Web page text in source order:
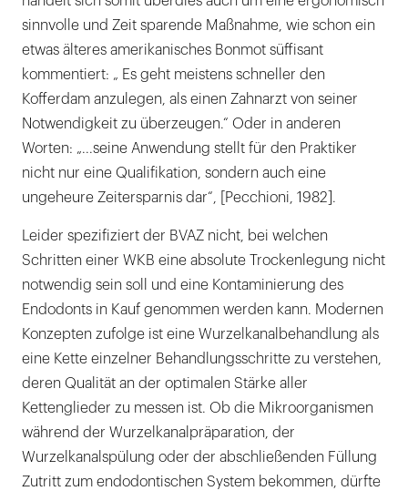
sinnvolle und Zeit sparende Maßnahme, wie schon ein
etwas älteres amerikanisches Bonmot süffisant
kommentiert: „ Es geht meistens schneller den
Kofferdam anzulegen, als einen Zahnarzt von seiner
Notwendigkeit zu überzeugen.“ Oder in anderen
Worten: „...seine Anwendung stellt für den Praktiker
nicht nur eine Qualifikation, sondern auch eine
ungeheure Zeitersparnis dar“, [Pecchioni, 1982].
Leider spezifiziert der BVAZ nicht, bei welchen
Schritten einer WKB eine absolute Trockenlegung nicht
notwendig sein soll und eine Kontaminierung des
Endodonts in Kauf genommen werden kann. Modernen
Konzepten zufolge ist eine Wurzelkanalbehandlung als
eine Kette einzelner Behandlungsschritte zu verstehen,
deren Qualität an der optimalen Stärke aller
Kettenglieder zu messen ist. Ob die Mikroorganismen
während der Wurzelkanalpräparation, der
Wurzelkanalspülung oder der abschließenden Füllung
Zutritt zum endodontischen System bekommen, dürfte